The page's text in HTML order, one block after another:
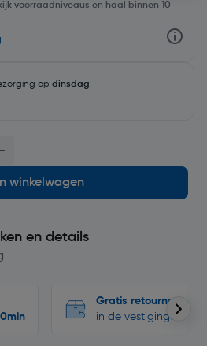
voorraadniveaus en haal binnen 10
op dinsdag
In winkelwagen
en details
Gratis retourneren
in de vestigingen